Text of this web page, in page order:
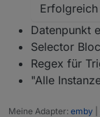
Datenpunkt
Selector
Regex für
"Alle
Meine Adapter: emby